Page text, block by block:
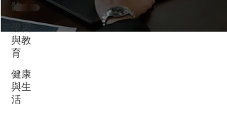
體
學習
與教
育
健康
與生
活